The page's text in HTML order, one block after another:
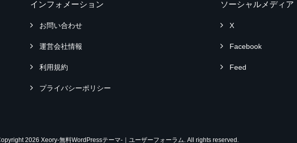
インフォメーション
お問い合わせ
運営会社情報
利用規約
プライバシーポリシー
ソーシャルメディア
X
Facebook
Feed
2026 Xeory-無料WordPressテーマ-｜ユーザーフォーラム. All rights reserved.